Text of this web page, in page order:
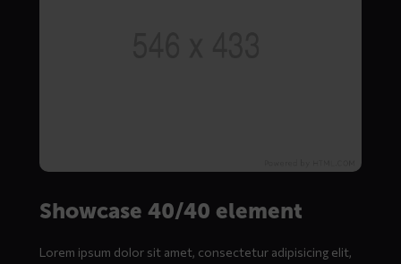
Showcase 40/40 element
Lorem ipsum dolor sit amet, consectetur adipisicing elit,